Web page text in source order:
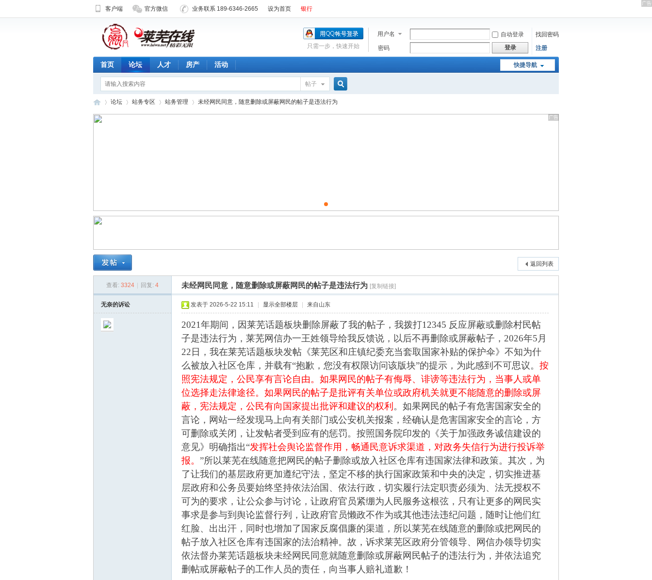
客户端 官方微信 业务联系 189-6346-2665 设为首页 银行
用户名 自动登录
找回密码
密码
登录 注册
只需一步，快速开始
快捷导航
首页 论坛 人才 房产 活动
帖子
论坛 站务专区 站务管理 未经网民同意，随意删除或屏蔽网民的帖子是违法行为
返回列表
查看: 3324 回复: 4 未经网民同意，随意删除或屏蔽网民的帖子是违法行为 [复制链接]
无奈的诉讼 发表于 2026-5-22 15:11 显示全部楼层 来自山东
2021年期间，因莱芜话题板块删除屏蔽了我的帖子，我拨打12345 反应屏蔽或删除村民帖
子是违法行为，莱芜网信办一王姓领导给我反馈说，以后不再删除或屏蔽帖子，2026年5月
22日，我在莱芜话题板块发帖《莱芜区和庄镇纪委充当套取国家补贴的保护伞》不知为什
么被放入社区仓库，并载有“抱歉，您没有权限访问该版块”的提示，为此感到不可思议。 按
照宪法规定，公民享有言论自由。如果网民的帖子有侮辱、诽谤等违法行为，当事人或单
位选择走法律途径。如果网民的帖子是批评有关单位或政府机关就更不能随意的删除或屏
蔽，宪法规定，公民有向国家提出批评和建议的权利 。如果网民的帖子有危害国家安全的
言论，网站一经发现马上向有关部门或公安机关报案，经确认是危害国家安全的言论，方
可删除或关闭，让发帖者受到应有的惩罚。 按照 国务院印发的《关于加强政务诚信建设的
意见》明确指出“发挥社会舆论监督作用，畅通民意诉求渠道，对政务失信行为进行投诉举
报。 ”所以莱芜在线随意把网民的帖子删除或放入社区仓库有违国家法律和政策。其次， 为
了让我们的基层政府更加遵纪守法，坚定不移的执行国家政策和中央的决定，切实推进基
层政府和公务员要始终坚持依法治国、依法行政，切实履行法定职责必须为、法无授权不
可为的要求，让公众参与讨论，让政府官员紧绷为人民服务这根弦，只有让更多的网民实
事求是参与到舆论监督行列，让政府官员懒政不作为或其他违法违纪问题，随时让他们红
红脸、出出汗，同时也增加了国家反腐倡廉的渠道，所以莱芜在线随意的删除或把网民的
帖子放入社区仓库有违国家的法治精神。 故，诉求莱芜区政府分管领导、网信办领导切实
依法督办莱芜话题板块未经网民同意就随意删除或屏蔽网民帖子的违法行为，并依法追究
删帖或屏蔽帖子的工作人员的责任，向当事人赔礼道歉！